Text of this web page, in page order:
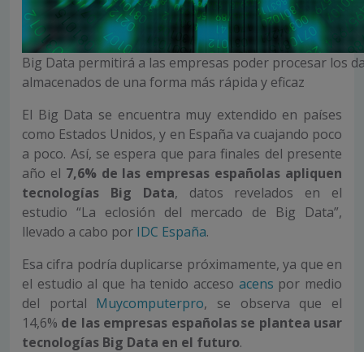
Big Data permitirá a las empresas poder procesar los
almacenados de una forma más rápida y eficaz
El Big Data se encuentra muy extendido en países
como Estados Unidos, y en España va cuajando poco
a poco. Así, se espera que para finales del presente
año el 7,6% de las empresas españolas apliquen
tecnologías Big Data, datos revelados en el
estudio “La eclosión del mercado de Big Data”,
llevado a cabo por IDC España.
Esa cifra podría duplicarse próximamente, ya que en
el estudio al que ha tenido acceso acens por medio
del portal Muycomputerpro, se observa que el
14,6% de las empresas españolas se plantea usar
tecnologías Big Data en el futuro.